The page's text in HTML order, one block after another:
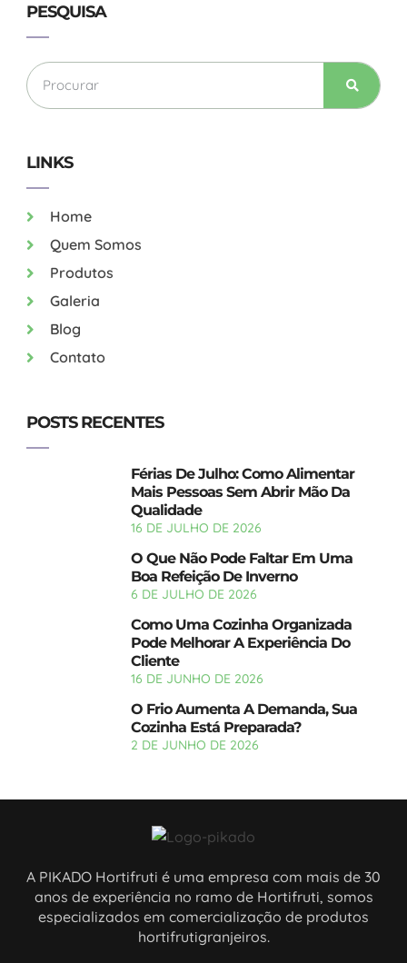
PESQUISA
LINKS
Home
Quem Somos
Produtos
Galeria
Blog
Contato
POSTS RECENTES
Férias De Julho: Como Alimentar
Mais Pessoas Sem Abrir Mão Da
Qualidade
16 DE JULHO DE 2026
O Que Não Pode Faltar Em Uma
Boa Refeição De Inverno
6 DE JULHO DE 2026
Como Uma Cozinha Organizada
Pode Melhorar A Experiência Do
Cliente
16 DE JUNHO DE 2026
O Frio Aumenta A Demanda, Sua
Cozinha Está Preparada?
2 DE JUNHO DE 2026
A PIKADO Hortifruti é uma empresa com mais de 30
anos de experiência no ramo de Hortifruti, somos
especializados em comercialização de produtos
hortifrutigranjeiros.